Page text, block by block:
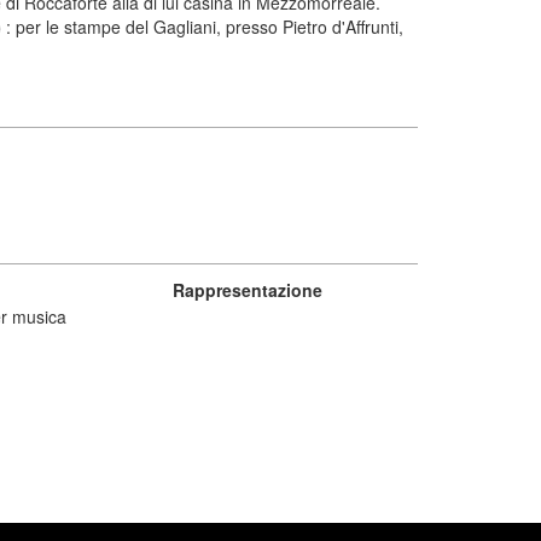
per le stampe del Gagliani, presso Pietro d'Affrunti,
Rappresentazione
musica